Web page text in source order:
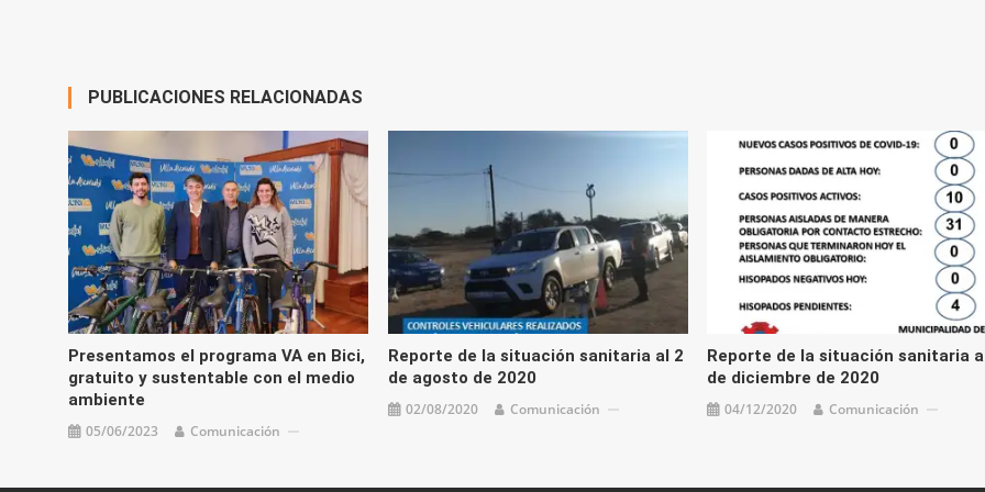
PUBLICACIONES RELACIONADAS
Presentamos el programa VA en Bici,
gratuito y sustentable con el medio
ambiente
05/06/2023 Comunicación
Reporte de la situación sanitaria al 2
de agosto de 2020
02/08/2020 Comunicación
Reporte de la situación sanitaria
de diciembre de 2020
04/12/2020 Comunicación